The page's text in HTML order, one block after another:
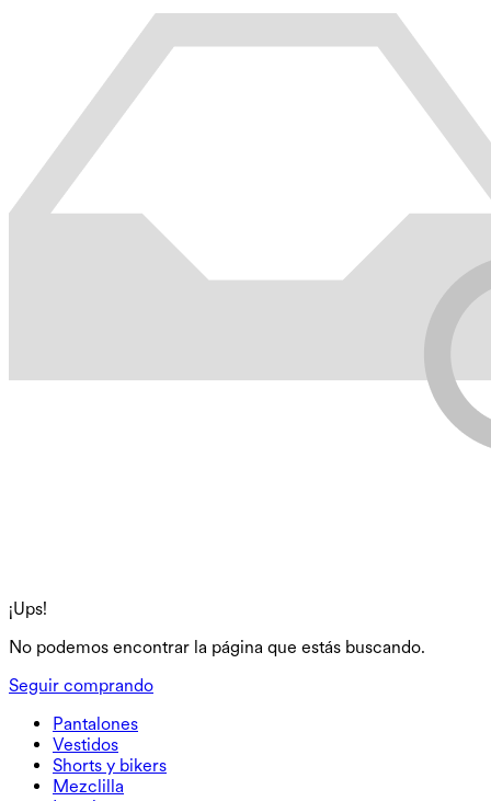
¡Ups!
No podemos encontrar la página que estás buscando.
Seguir comprando
Pantalones
Pantalones
Joggers
Pantalones de trabajo
Vestidos
Vestidos
Sportkleider
Shorts y bikers
Shorts y bikers
Mezclilla